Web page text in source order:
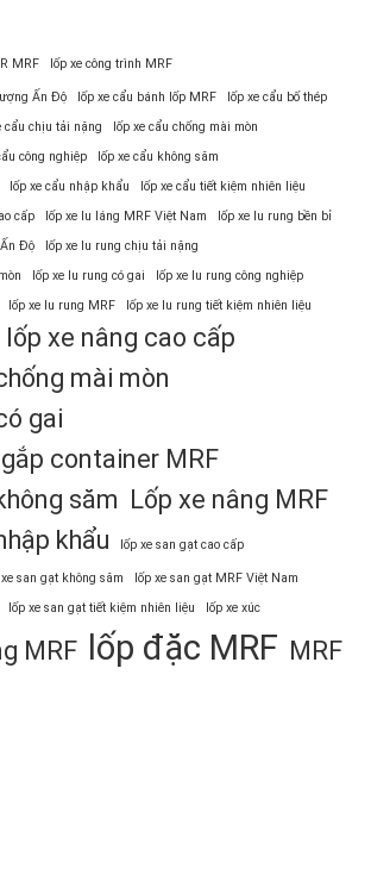
MRF lốp xe công trình MRF
Ấn Độ lốp xe cẩu bánh lốp MRF
lốp xe cẩu bố thép
cẩu chịu tải nặng
lốp xe cẩu chống mài mòn
công nghiệp
lốp xe cẩu không săm
lốp xe cẩu nhập khẩu
lốp xe cẩu tiết kiệm nhiên liệu
cấp lốp xe lu láng MRF Việt Nam
lốp xe lu rung bền bỉ
Độ
lốp xe lu rung chịu tải nặng
lốp xe lu rung có gai
lốp xe lu rung công nghiệp
lốp xe lu rung MRF lốp xe lu rung tiết kiệm nhiên liệu
lốp xe nâng cao cấp
mài mòn
gai
container MRF
săm Lốp xe nâng MRF
khẩu
lốp xe san gạt cao cấp
san gạt không săm
lốp xe san gạt MRF Việt Nam
lốp xe san gạt tiết kiệm nhiên liệu lốp xe xúc
MRF lốp đặc MRF MRF